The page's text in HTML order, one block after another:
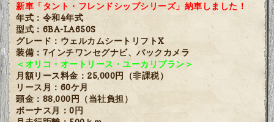
新車「タント・フレンドシップシリーズ」納車しました！
年式：令和4年式
型式：6BA-LA650S
グレード：ウェルカムシートリフトX
装備：7インチワンセグナビ、バックカメラ
＜オリコ・オートリース・ユーカリプラン＞
月額リース料金：25,000円（非課税）
リース月：60ケ月
頭金：88,000円（当社負担）
ボーナス月：0円